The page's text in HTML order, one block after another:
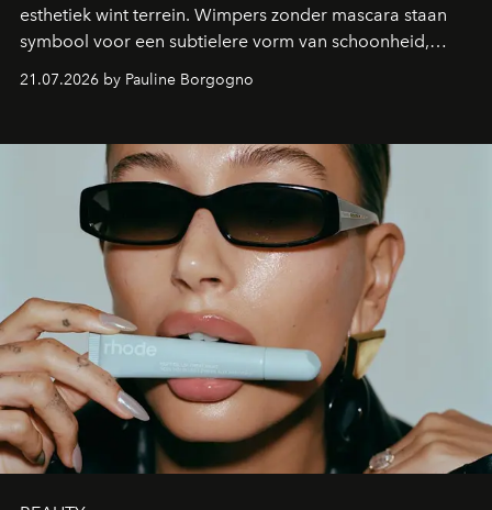
esthetiek wint terrein. Wimpers zonder mascara staan
symbool voor een subtielere vorm van schoonheid,
waarin zelfvertrouwen belangrijker is dan een overvloed
aan make-up.
21.07.2026 by Pauline Borgogno